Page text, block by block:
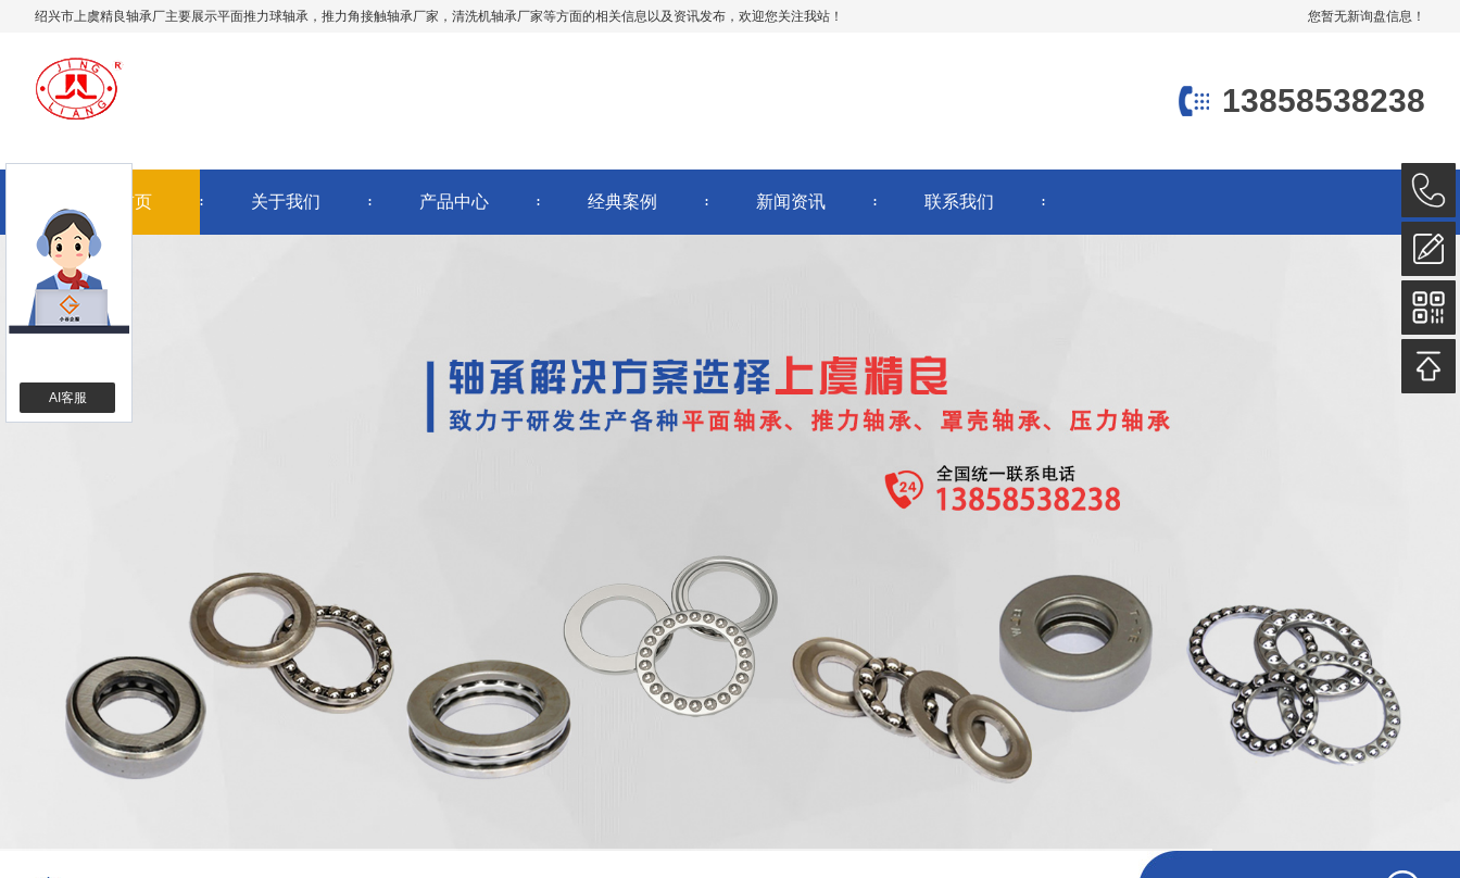
绍兴市上虞精良轴承厂主要展示平面推力球轴承 ，推力角接触轴承厂家，清洗机轴承厂家等方面的相关信息以及资讯发布，欢迎您关注我站！ 您暂无新询盘信息！
13858538238
网站首页 关于我们 产品中心 经典案例 新闻资讯 联系我们
AI客服